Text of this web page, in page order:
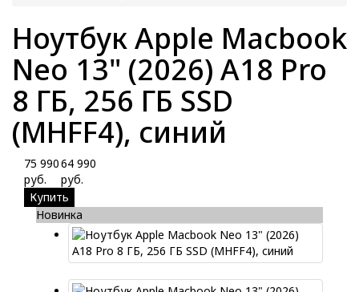
Ноутбук Apple Macbook
Neo 13" (2026) A18 Pro
8 ГБ, 256 ГБ SSD
(MHFF4), синий
75 990
руб.
64 990
руб.
Купить
Новинка